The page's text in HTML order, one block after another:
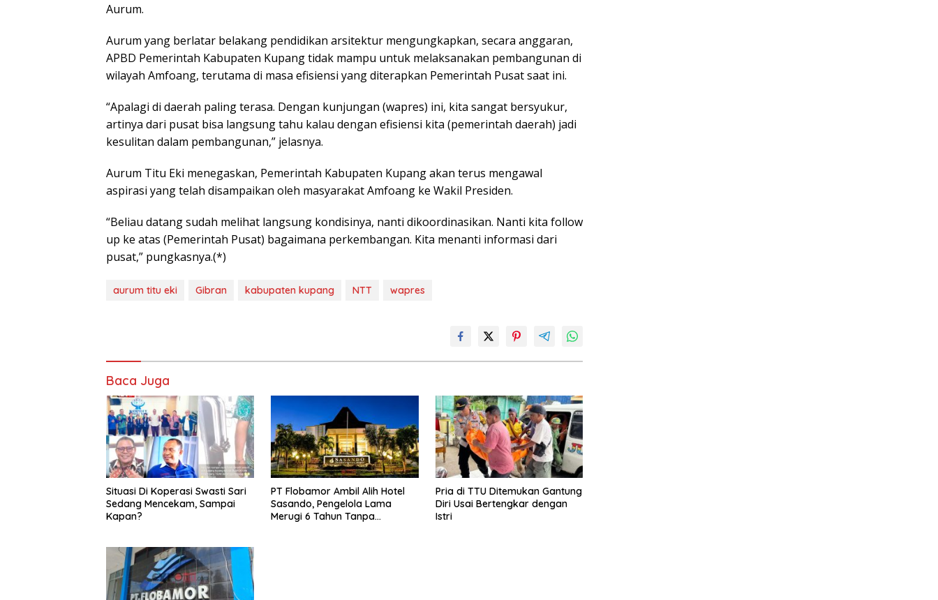
Aurum.
Aurum yang berlatar belakang pendidikan arsitektur mengungkapkan, secara anggaran,
APBD Pemerintah Kabupaten Kupang tidak mampu untuk melaksanakan pembangunan di
wilayah Amfoang, terutama di masa efisiensi yang diterapkan Pemerintah Pusat saat ini.
“Apalagi di daerah paling terasa. Dengan kunjungan (wapres) ini, kita sangat bersyukur,
artinya dari pusat bisa langsung tahu kalau dengan efisiensi kita (pemerintah daerah) jadi
kesulitan dalam pembangunan,” jelasnya.
Aurum Titu Eki menegaskan, Pemerintah Kabupaten Kupang akan terus mengawal
aspirasi yang telah disampaikan oleh masyarakat Amfoang ke Wakil Presiden.
“Beliau datang sudah melihat langsung kondisinya, nanti dikoordinasikan. Nanti kita follow
up ke atas (Pemerintah Pusat) bagaimana perkembangan. Kita menanti informasi dari
pusat,” pungkasnya.(*)
aurum titu eki Gibran kabupaten kupang NTT wapres
Baca Juga
Situasi Di Koperasi Swasti Sari
Sedang Mencekam, Sampai
Kapan?
PT Flobamor Ambil Alih Hotel
Sasando, Pengelola Lama
Merugi 6 Tahun Tanpa
Pria di TTU Ditemukan Gantung
Diri Usai Bertengkar dengan
Istri